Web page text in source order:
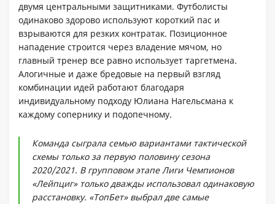
двумя центральными защитниками. Футболисты
одинаково здорово используют короткий пас и
взрываются для резких контратак. Позиционное
нападение строится через владение мячом, но
главный тренер все равно использует таргетмена.
Алогичные и даже бредовые на первый взгляд
комбинации идей работают благодаря
индивидуальному подходу Юлиана Нагельсмана к
каждому сопернику и подопечному.
Команда сыграла семью вариантами тактической
схемы только за первую половину сезона
2020/2021. В групповом этапе Лиги Чемпионов
«Лейпциг» только дважды использовал одинаковую
расстановку. «ТопБет» выбрал две самые